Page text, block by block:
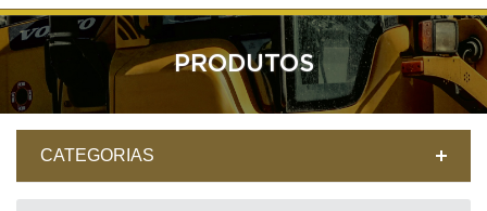
PRODUTOS
CATEGORIAS